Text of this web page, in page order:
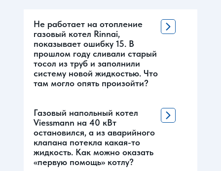
Не работает на отопление
газовый котел Rinnai,
показывает ошибку 15. В
прошлом году сливали старый
тосол из труб и заполнили
систему новой жидкостью. Что
там могло опять произойти?
Газовый напольный котел
Viessmann на 40 кВт
остановился, а из аварийного
клапана потекла какая-то
жидкость. Как можно оказать
«первую помощь» котлу?